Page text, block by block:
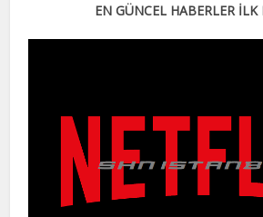
EN GÜNCEL HABERLER İLK